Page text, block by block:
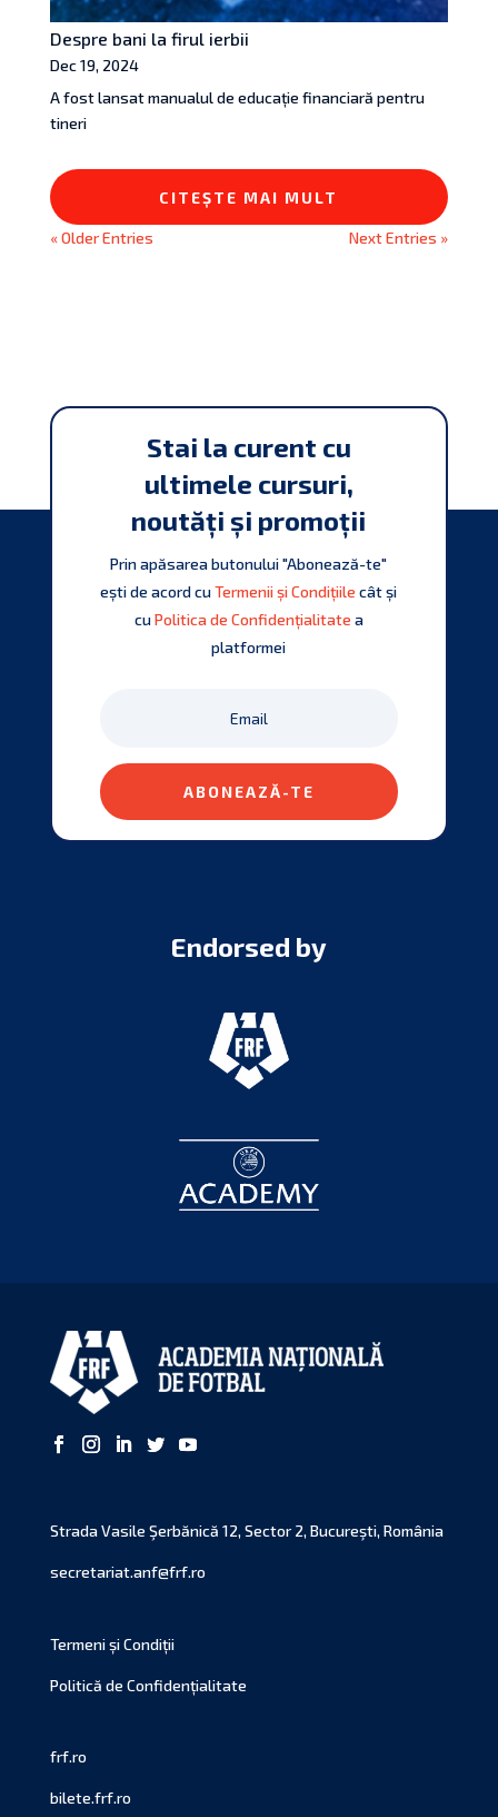
Despre bani la firul ierbii
Dec 19, 2024
A fost lansat manualul de educație financiară pentru
tineri
CITEȘTE MAI MULT
« Older Entries Next Entries »
Stai la curent cu
ultimele cursuri,
noutăți și promoții
Prin apăsarea butonului "Abonează-te"
ești de acord cuTermenii și Condițiile cât și
cuPolitica de Confidențialitate a
platformei
ABONEAZĂ-TE
Endorsed by
Strada Vasile Şerbănică 12, Sector 2, Bucureşti, România
secretariat.anf@frf.ro
Termeni și Condiții
Politică de Confidențialitate
frf.ro
bilete.frf.ro